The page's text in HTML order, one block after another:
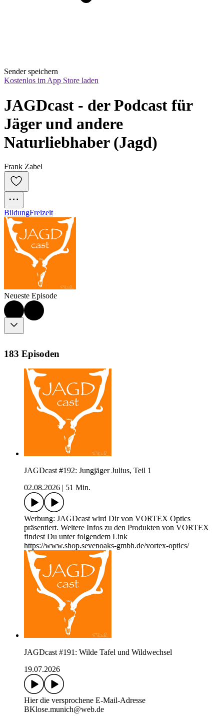
Sender speichern
Kostenlos im App Store laden
JAGDcast - der Podcast für
Jäger und andere
Naturliebhaber (Jagd)
Frank Zabel
BildungFreizeit
Neueste Episode
183 Episoden
JAGDcast #192: Jungjäger Julius, Teil 1
02.08.2026
51 Min.
Werbung: JAGDcast wird Dir von VORTEX Optics
präsentiert. Weitere Infos zu den Produkten von VORTEX
findest Du unter folgendem Link
https://www.shop.sevenoaks-gmbh.de/vortex-optics/
JAGDcast #191: Wilde Tafel und Wildwechsel
19.07.2026
Hier die versprochene E-Mail-Adresse
BKlose.munich@web.de